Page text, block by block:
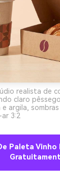
realista de
claro
argila,
3:2
Paleta Vinho